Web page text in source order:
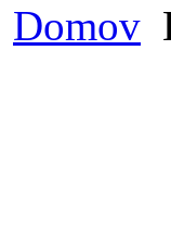
Domov